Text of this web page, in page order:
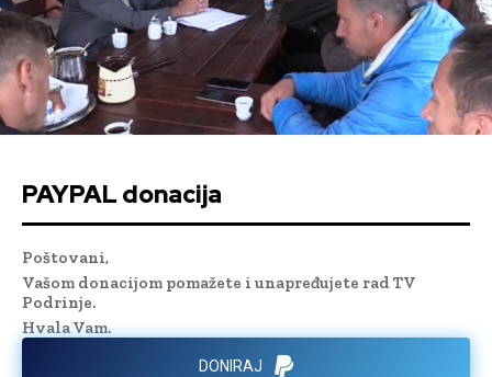
PAYPAL donacija
Poštovani,
Vašom donacijom pomažete i unapređujete rad TV
Podrinje.
Hvala Vam.
DONIRAJ